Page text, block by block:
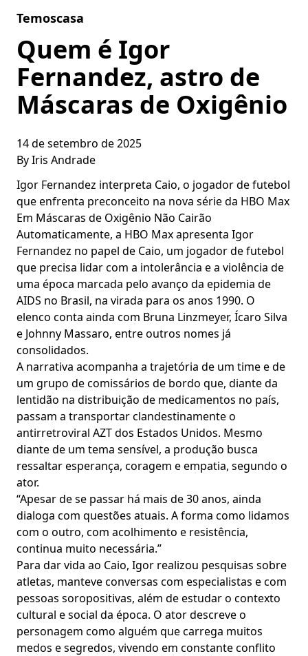
Temoscasa
Quem é Igor
Fernandez, astro de
Máscaras de Oxigênio
14 de setembro de 2025
ByIris Andrade
Igor Fernandez interpreta Caio, o jogador de futebol
que enfrenta preconceito na nova série da HBO Max
Em Máscaras de Oxigênio Não Cairão
Automaticamente, a HBO Max apresenta Igor
Fernandez no papel de Caio, um jogador de futebol
que precisa lidar com a intolerância e a violência de
uma época marcada pelo avanço da epidemia de
AIDS no Brasil, na virada para os anos 1990. O
elenco conta ainda com Bruna Linzmeyer, Ícaro Silva
e Johnny Massaro, entre outros nomes já
consolidados.
A narrativa acompanha a trajetória de um time e de
um grupo de comissários de bordo que, diante da
lentidão na distribuição de medicamentos no país,
passam a transportar clandestinamente o
antirretroviral AZT dos Estados Unidos. Mesmo
diante de um tema sensível, a produção busca
ressaltar esperança, coragem e empatia, segundo o
ator.
“Apesar de se passar há mais de 30 anos, ainda
dialoga com questões atuais. A forma como lidamos
com o outro, com acolhimento e resistência,
continua muito necessária.”
Para dar vida ao Caio, Igor realizou pesquisas sobre
atletas, manteve conversas com especialistas e com
pessoas soropositivas, além de estudar o contexto
cultural e social da época. O ator descreve o
personagem como alguém que carrega muitos
medos e segredos, vivendo em constante conflito